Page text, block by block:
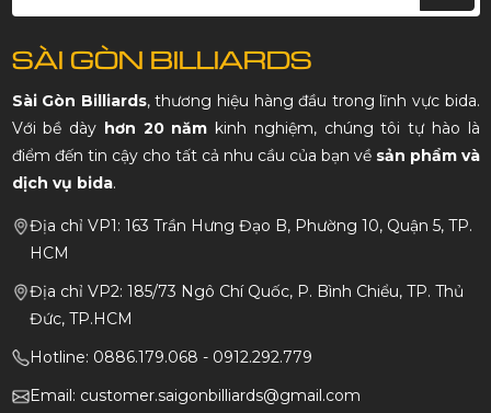
SÀI GÒN BILLIARDS
Sài Gòn Billiards, thương hiệu hàng đầu trong lĩnh vực bida.
Với bề dày hơn 20 năm kinh nghiệm, chúng tôi tự hào là
điểm đến tin cậy cho tất cả nhu cầu của bạn về sản phẩm và
dịch vụ bida.
Địa chỉ VP1: 163 Trần Hưng Đạo B, Phường 10, Quận 5, TP.
HCM
Địa chỉ VP2: 185/73 Ngô Chí Quốc, P. Bình Chiểu, TP. Thủ
Đức, TP.HCM
Hotline: 0886.179.068 - 0912.292.779
Email: customer.saigonbilliards@gmail.com